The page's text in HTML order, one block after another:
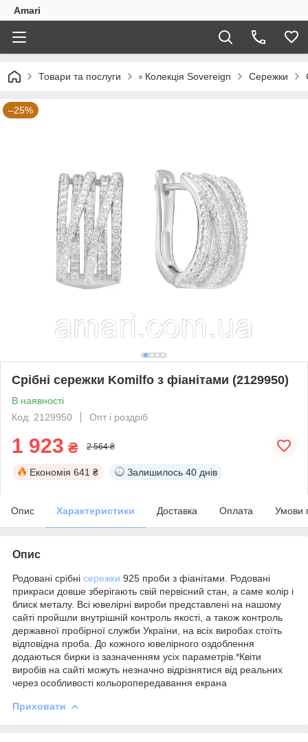
Amari
Товари та послуги ▫️ Колекція Sovereign Сережки
–25%
Срібні сережки Komilfo з фіанітами (2129950)
В наявності
Код: 2129950
Опт і роздріб
1 923 ₴ 2 564 ₴
Економія 641 ₴ Залишилось 40 днів
Опис Характеристики Доставка Оплата Умови
Опис
Родовані срібні сережки 925 проби з фіанітами. Родовані
прикраси довше зберігають свій первісний стан, а саме колір і
блиск металу. Всі ювелірні вироби представлені на нашому
сайті пройшли внутрішній контроль якості, а також контроль
державної пробірної служби України, на всіх виробах стоїть
відповідна проба. До кожного ювелірного оздоблення
додаються бирки із зазначенням усіх параметрів.*Квіти
виробів на сайті можуть незначно відрізнятися від реальних
через особливості кольоропередавання екрана
Приховати